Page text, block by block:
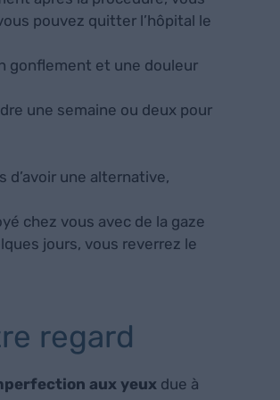
pouvez quitter l’hôpital le
gonflement et une douleur
une semaine ou deux pour
d’avoir une alternative,
chez vous avec de la gaze
jours, vous reverrez le
regard
aux yeux due à